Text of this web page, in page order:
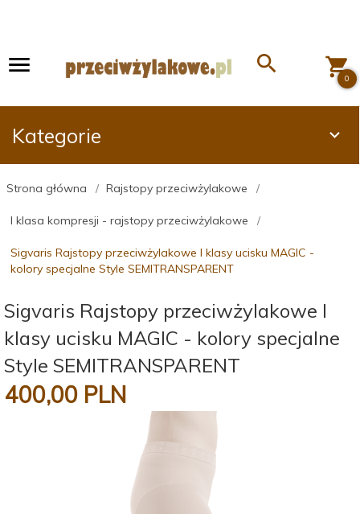
0
Kategorie
Strona główna Rajstopy przeciwżylakowe
I klasa kompresji - rajstopy przeciwżylakowe
Sigvaris Rajstopy przeciwżylakowe I klasy ucisku MAGIC -
kolory specjalne Style SEMITRANSPARENT
Sigvaris Rajstopy przeciwżylakowe I
klasy ucisku MAGIC - kolory specjalne
Style SEMITRANSPARENT
400,00 PLN